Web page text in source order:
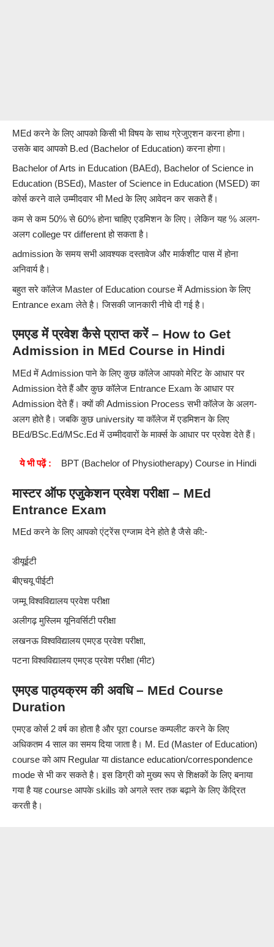
MEd करने के लिए आपको किसी भी विषय के साथ ग्रेजुएशन करना होगा।
उसके बाद आपको B.ed (Bachelor of Education) करना होगा।
Bachelor of Arts in Education (BAEd), Bachelor of Science in
Education (BSEd), Master of Science in Education (MSED) का
कोर्स करने वाले उम्मीदवार भी Med के लिए आवेदन कर सकते हैं।
कम से कम 50% से 60% होना चाहिए एडमिशन के लिए। लेकिन यह % अलग-
अलग college पर different हो सकता है।
admission के समय सभी आवश्यक दस्तावेज और मार्कशीट पास में होना
अनिवार्य है।
बहुत सरे कॉलेज Master of Education course में Admission के लिए
Entrance exam लेते है। जिसकी जानकारी नीचे दी गई है।
एमएड में प्रवेश कैसे प्राप्त करें – How to Get
Admission in MEd Course in Hindi
MEdमें Admission पाने के लिए कुछ कॉलेज आपको मेरिट के आधार पर
Admission देते हैं और कुछ कॉलेज Entrance Exam के आधार पर
Admission देते हैं। क्यों की Admission Process सभी कॉलेज के अलग-
अलग होते है। जबकि कुछ university या कॉलेज में एडमिशन के लिए
BEd/BSc.Ed/MSc.Ed में उम्मीदवारों के मार्क्स के आधार पर प्रवेश देते हैं।
ये भी पढ़ें : BPT (Bachelor of Physiotherapy) Course in Hindi
मास्टर ऑफ एजुकेशन प्रवेश परीक्षा – MEd
Entrance Exam
MEd करने के लिए आपको एंट्रेंस एग्जाम देने होते है जैसे की:-
डीयूईटी
बीएचयू पीईटी
जम्मू विश्वविद्यालय प्रवेश परीक्षा
अलीगढ़ मुस्लिम यूनिवर्सिटी परीक्षा
लखनऊ विश्वविद्यालय एमएड प्रवेश परीक्षा,
पटना विश्वविद्यालय एमएड प्रवेश परीक्षा (मीट)
एमएड पाठ्यक्रम की अवधि – MEd Course
Duration
एमएड कोर्स 2 वर्ष का होता है और पूरा course कम्पलीट करने के लिए
अधिकतम 4 साल का समय दिया जाता है। M. Ed (Master of Education)
course को आप Regular या distance education/correspondence
mode से भी कर सकते है। इस डिग्री को मुख्य रूप से शिक्षकों के लिए बनाया
गया है यह course आपके skills को अगले स्तर तक बढ़ाने के लिए केंद्रित
करती है।